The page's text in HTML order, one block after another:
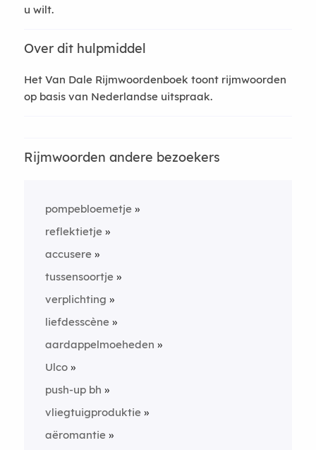
u wilt.
Over dit hulpmiddel
Het Van Dale Rijmwoordenboek toont rijmwoorden
op basis van Nederlandse uitspraak.
Rijmwoorden andere bezoekers
pompebloemetje
reflektietje
accusere
tussensoortje
verplichting
liefdesscène
aardappelmoeheden
Ulco
push-up bh
vliegtuigproduktie
aëromantie